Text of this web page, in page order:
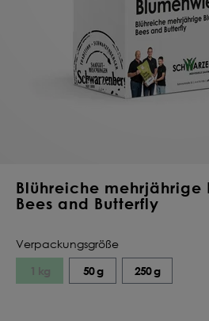
Blühreiche mehrjährige
Bees and Butterfly
Verpackungsgröße
1 kg 50 g 250 g
Deine Saat-
Mischung
konfigurieren
QUALITÄT VOM PROFI